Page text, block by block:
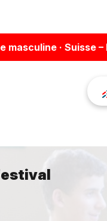
masculine · Suisse